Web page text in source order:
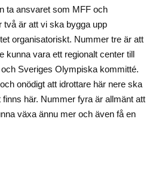
ta ansvaret som MFF och
två är att vi ska bygga upp
organisatoriskt. Nummer tre är att
kunna vara ett regionalt center till
Sveriges Olympiska kommitté.
onödigt att idrottare här nere ska
här. Nummer fyra är allmänt att
växa ännu mer och även få en